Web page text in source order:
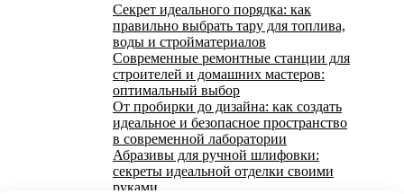
Секрет идеального порядка: как
правильно выбрать тару для топлива,
воды и стройматериалов
Современные ремонтные станции для
строителей и домашних мастеров:
оптимальный выбор
От пробирки до дизайна: как создать
идеальное и безопасное пространство
в современной лаборатории
Абразивы для ручной шлифовки:
секреты идеальной отделки своими
руками